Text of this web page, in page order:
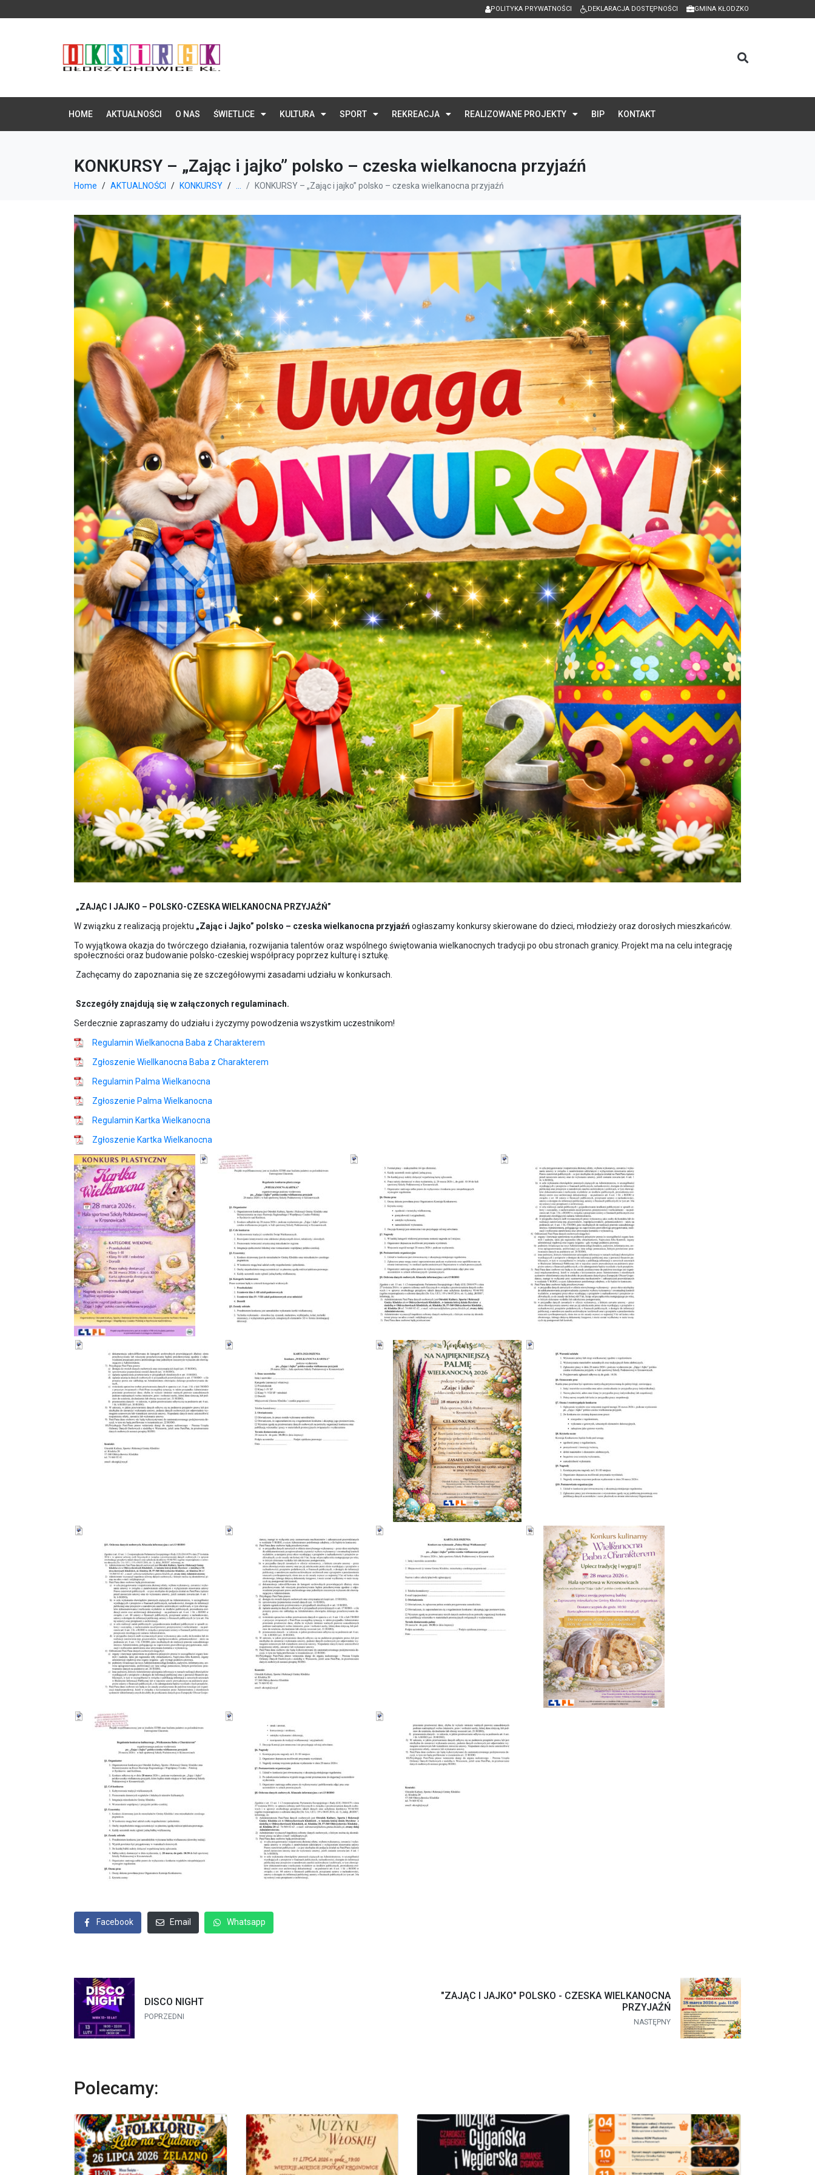
POLITYKA PRYWATNOŚCI DEKLARACJA DOSTĘPNOŚCI GMINA KŁODZKO
HOME AKTUALNOŚCI O NAS ŚWIETLICE KULTURA SPORT REKREACJA REALIZOWANE PROJEKTY BIP KONTAKT
KONKURSY – „Zając i jajko” polsko – czeska wielkanocna przyjaźń
Home AKTUALNOŚCI KONKURSY KONKURSY – „Zając i jajko” polsko – czeska wielkanocna przyjaźń
„ZAJĄC I JAJKO – POLSKO-CZESKA WIELKANOCNA PRZYJAŹŃ”
W związku z realizacją projektu „Zając i Jajko” polsko – czeska wielkanocna przyjaźńogłaszamy konkursy skierowane do dzieci, młodzieży oraz dorosłych mieszkańców.
To wyjątkowa okazja do twórczego działania, rozwijania talentów oraz wspólnego świętowania wielkanocnych tradycji po obu stronach granicy. Projekt ma na celu integrację
społeczności oraz budowanie polsko-czeskiej współpracy poprzez kulturę i sztukę.
Zachęcamy do zapoznania się ze szczegółowymi zasadami udziału w konkursach.
Szczegóły znajdują się w załączonych regulaminach.
Serdecznie zapraszamy do udziału i życzymy powodzenia wszystkim uczestnikom!
Regulamin Wielkanocna Baba z Charakterem
Zgłoszenie Wiellkanocna Baba z Charakterem
Regulamin Palma Wielkanocna
Zgłoszenie Palma Wielkanocna
Regulamin Kartka Wielkanocna
Zgłoszenie Kartka Wielkanocna
Facebook Email Whatsapp
DISCO NIGHT
POPRZEDNI
"ZAJĄC I JAJKO" POLSKO - CZESKA WIELKANOCNA
PRZYJAŹŃ
NASTĘPNY
Polecamy: